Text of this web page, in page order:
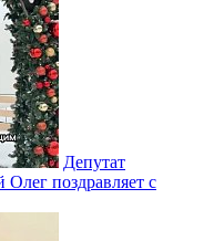
Депутат
поздравляет с